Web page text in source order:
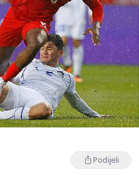
Podijeli